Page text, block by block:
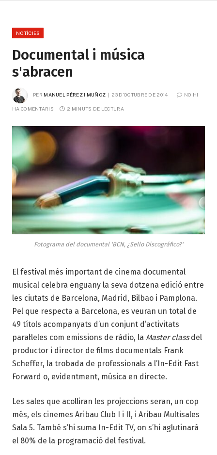
NOTÍCIES
Documental i música
s'abracen
PER MANUEL PÉREZ I MUÑOZ 23 D'OCTUBRE DE 2014 NO HI
HA COMENTARIS 2 MINUTS DE LECTURA
Fotograma del documental 'BCN, ¿Sello Discográfico?'
El festival més important de cinema documental
musical celebra enguany la seva dotzena edició entre
les ciutats de Barcelona, Madrid, Bilbao i Pamplona.
Pel que respecta a Barcelona, es veuran un total de
49 títols acompanyats d’un conjunt d’activitats
paral·leles com emissions de ràdio, la Master classdel
productor i director de films documentals Frank
Scheffer, la trobada de professionals a l’In-Edit Fast
Forward o, evidentment, música en directe.
Les sales que acolliran les projeccions seran, un cop
més, els cinemes Aribau Club I i II, i Aribau Multisales
Sala 5. També s’hi suma In-Edit TV, on s’hi aglutinarà
el 80% de la programació del festival.